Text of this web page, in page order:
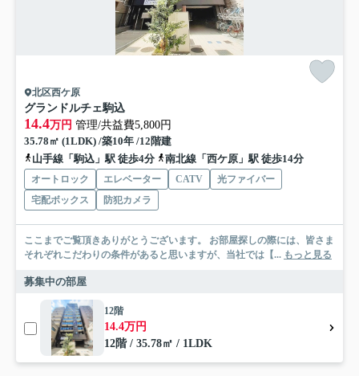
北区西ケ原
グランドルチェ駒込
14.4万円 管理/共益費5,800円
35.78㎡ (1LDK) /築10年 /12階建
山手線「駒込」駅 徒歩4分
南北線「西ケ原」駅 徒歩14分
オートロック エレベーター CATV
光ファイバー
宅配ボックス
防犯カメラ
ここまでご覧頂きありがとうございます。 お部屋探しの際には、皆さま
それぞれこだわりの条件があると思いますが、当社では【... もっと見る
募集中の部屋
12階
14.4万円
12階 / 35.78㎡ / 1LDK